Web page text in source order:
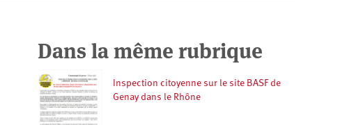
Dans la même rubrique
Inspection citoyenne sur le site BASF de
Genay dans le Rhône